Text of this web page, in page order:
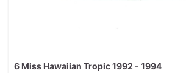
6 Miss Hawaiian Tropic 1992 - 1994